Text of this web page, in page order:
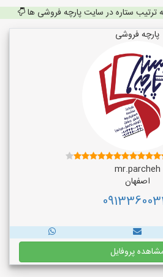
ترتیب ستاره در سایت پارچه فروشی ها
پارچه فروشی
mr.parcheh
اصفهان
پروفایل